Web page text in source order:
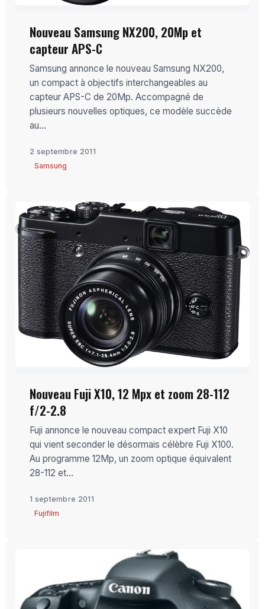
Nouveau Samsung NX200, 20Mp et
capteur APS-C
Samsung annonce le nouveau Samsung NX200,
un compact à objectifs interchangeables au
capteur APS-C de 20Mp. Accompagné de
plusieurs nouvelles optiques, ce modèle succède
au...
2 septembre 2011
Samsung
Nouveau Fuji X10, 12 Mpx et zoom 28-112
f/2-2.8
Fuji annonce le nouveau compact expert Fuji X10
qui vient seconder le désormais célèbre Fuji X100.
Au programme 12Mp, un zoom optique équivalent
28-112 et...
1 septembre 2011
Fujifilm